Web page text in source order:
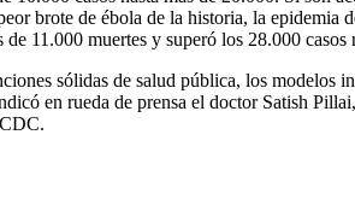
brote de ébola de la historia, la epidemia
de 11.000 muertes y superó los 28.000 casos
sólidas de salud pública, los modelos
en rueda de prensa el doctor Satish